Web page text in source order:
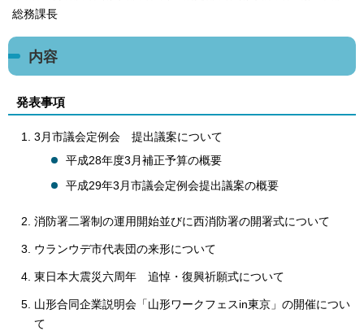
総務課長
内容
発表事項
3月市議会定例会 提出議案について
平成28年度3月補正予算の概要
平成29年3月市議会定例会提出議案の概要
消防署二署制の運用開始並びに西消防署の開署式について
ウランウデ市代表団の来形について
東日本大震災六周年 追悼・復興祈願式について
山形合同企業説明会「山形ワークフェスin東京」の開催につい
て